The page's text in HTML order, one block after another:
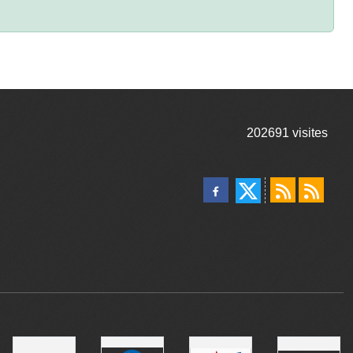
202691 visites